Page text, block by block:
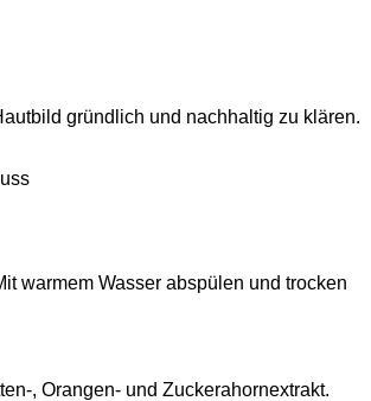
gründlich und nachhaltig zu klären.
warmem Wasser abspülen und trocken
, Orangen- und Zuckerahornextrakt.